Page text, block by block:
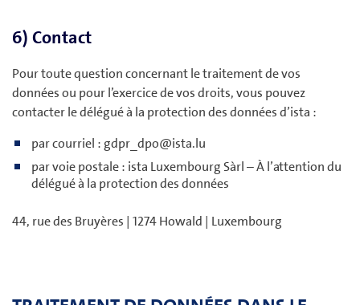
6) Contact
Pour toute question concernant le traitement de vos
données ou pour l’exercice de vos droits, vous pouvez
contacter le délégué à la protection des données d’ista :
par courriel : gdpr_dpo@ista.lu
par voie postale : ista Luxembourg Sàrl – À l’attention du
délégué à la protection des données
44, rue des Bruyères | 1274 Howald | Luxembourg